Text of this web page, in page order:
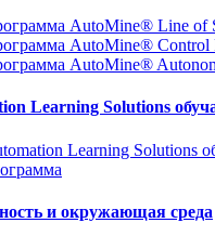
AutoMine® Line of
AutoMine® Control
AutoMine®
Learning Solutions
Learning Solutions
и окружающая среда